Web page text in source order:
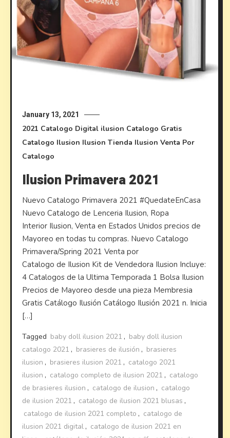
January 13, 2021
2021 Catalogo Digital ilusion Catalogo Gratis
Catalogo Ilusion Ilusion Tienda Ilusion Venta Por
Catalogo
Ilusion Primavera 2021
Nuevo Catalogo Primavera 2021 #QuedateEnCasa
Nuevo Catalogo de Lenceria Ilusion, Ropa
Interior Ilusion, Venta en Estados Unidos precios de
Mayoreo en todas tu compras. Nuevo Catalogo
Primavera/Spring 2021 Venta por
Catalogo de Ilusion Kit de Vendedora Ilusion Incluye:
4 Catalogos de la Ultima Temporada 1 Bolsa Ilusion
Precios de Mayoreo desde una pieza Membresia
Gratis Catálogo Ilusión Catálogo Ilusión 2021 n. Inicia
[…]
Tagged baby doll ilusion 2021 , baby doll ilusion
catalogo 2021 , brasieres de ilusión , brasieres
ilusion , brasieres ilusion 2021 , catalogo 2021
ilusion , catalogo completo de ilusion 2021 , catalogo
de brasieres ilusion , catalogo de ilusion , catalogo
de ilusion 2021 , catalogo de ilusion 2021 blusas ,
catalogo de ilusion 2021 completo , catalogo de
ilusion 2021 digital , catalogo de ilusion 2021 en